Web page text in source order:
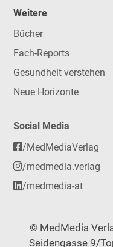
Weitere
Bücher
Fach-Reports
Gesundheit verstehen
Neue Horizonte
Social Media
/MedMediaVerlag
/medmedia.verlag
/medmedia-at
© MedMedia
Seidengasse 9/